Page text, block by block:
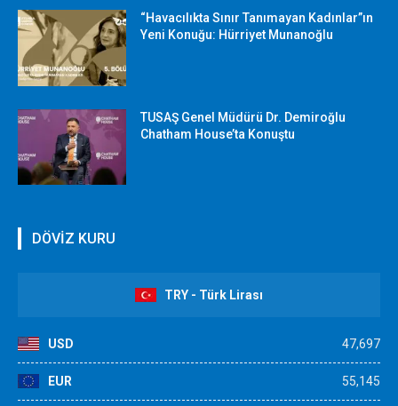
“Havacılıkta Sınır Tanımayan Kadınlar”ın
Yeni Konuğu: Hürriyet Munanoğlu
TUSAŞ Genel Müdürü Dr. Demiroğlu
Chatham House’ta Konuştu
DÖVİZ KURU
TRY - Türk Lirası
USD 47,697
EUR 55,145